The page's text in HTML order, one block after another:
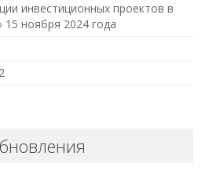
инвестиционных проектов в
15 ноября 2024 года